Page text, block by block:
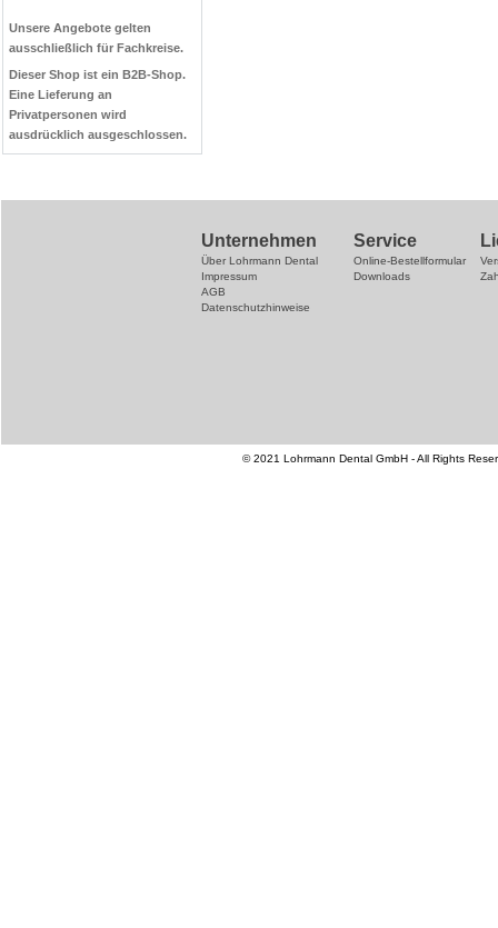
Unsere Angebote gelten
ausschließlich für Fachkreise.
Dieser Shop ist ein B2B-Shop.
Eine Lieferung an
Privatpersonen wird
ausdrücklich ausgeschlossen.
Unternehmen
Über Lohrmann Dental
Impressum
AGB
Datenschutzhinweise
Service
Online-Bestellformular
Downloads
© 2021 Lohrmann Dental GmbH - All Rights